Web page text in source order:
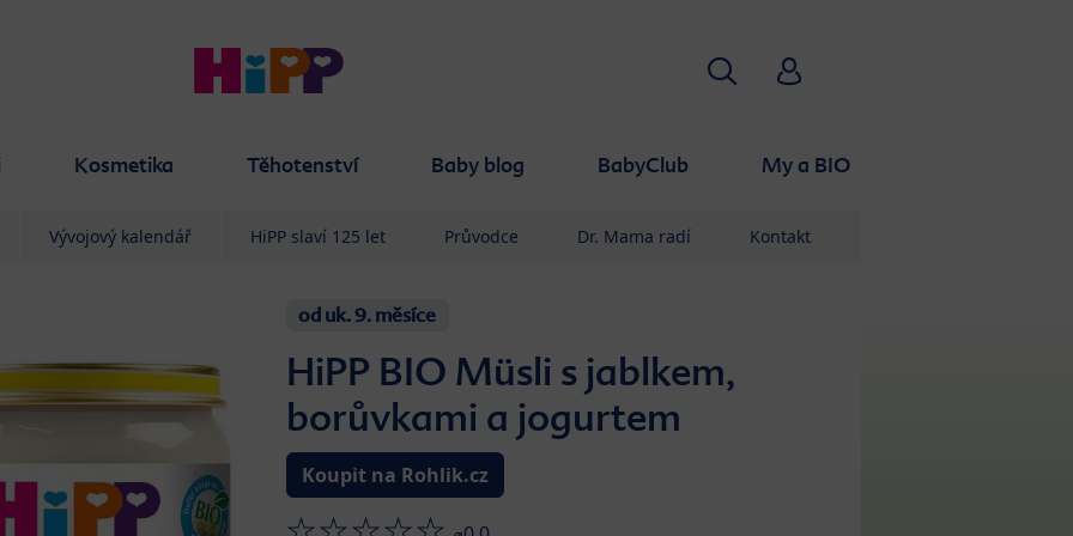
Kosmetika Těhotenství Baby blog BabyClub My a BIO
VyhledáváníHiPP Babyclub
Vývojový kalendář HiPP slaví 125 let Průvodce Dr. Mama radí Kontakt
od uk. 9. měsíce
HiPP BIO Müsli s jablkem,
borůvkami a jogurtem
Koupit na Rohlik.cz